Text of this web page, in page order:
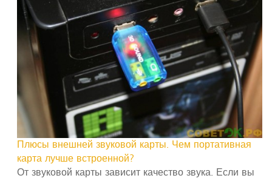
Плюсы внешней звуковой карты. Чем портативная
карта лучше встроенной?
От звуковой карты зависит качество звука. Если вы